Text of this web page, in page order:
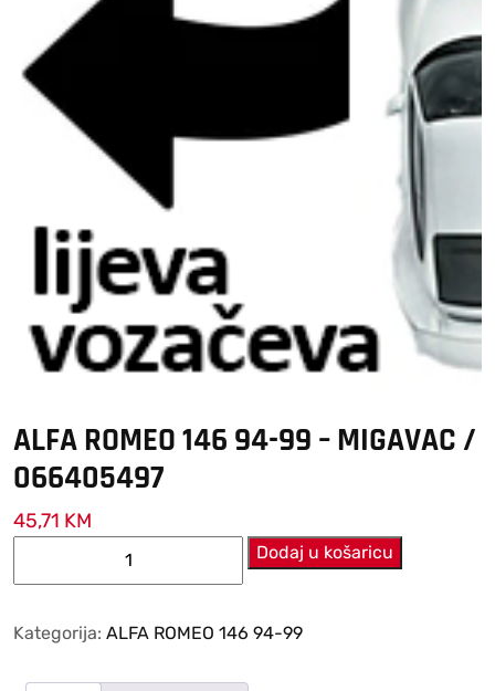
ALFA ROMEO 146 94-99 – MIGAVAC /
066405497
45,71 KM
94-
Dodaj u košaricu
Kategorija: ALFA ROMEO 146 94-99